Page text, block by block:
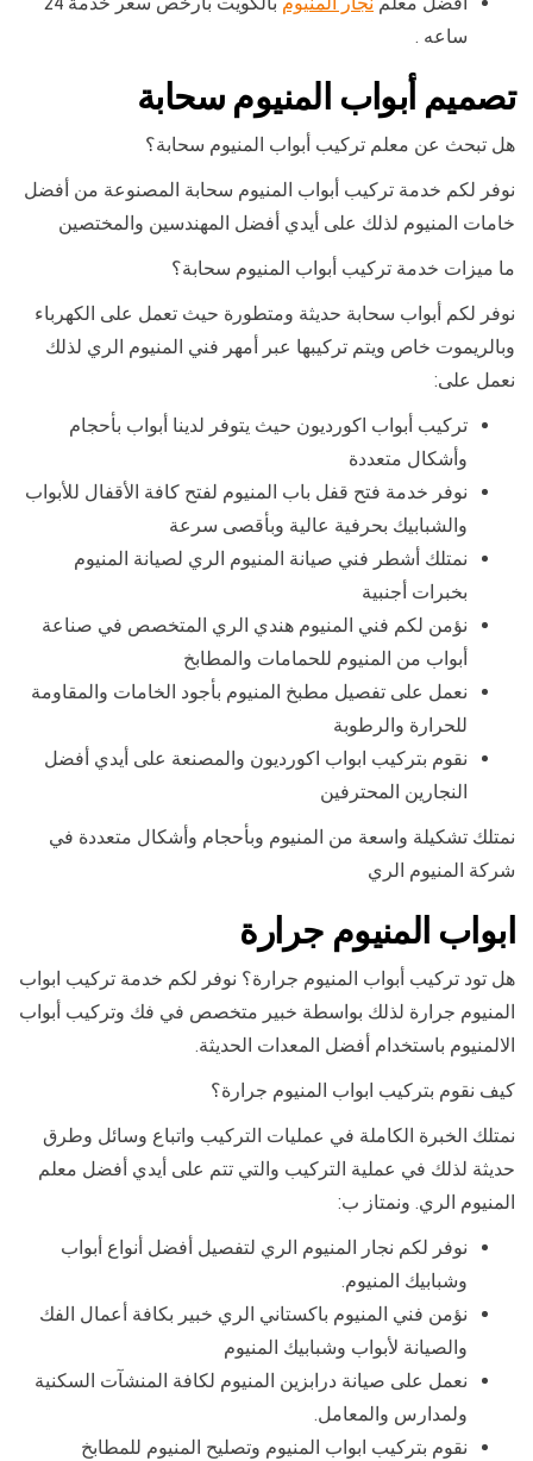
ساعه .
تصميم أبواب المنيوم سحابة
هل تبحث عن معلم تركيب أبواب المنيوم سحابة؟
نوفر لكم خدمة تركيب أبواب المنيوم سحابة المصنوعة من أفضل
خامات المنيوم لذلك على أيدي أفضل المهندسين والمختصين
ما ميزات خدمة تركيب أبواب المنيوم سحابة؟
نوفر لكم أبواب سحابة حديثة ومتطورة حيث تعمل على الكهرباء
وبالريموت خاص ويتم تركيبها عبر أمهر فني المنيوم الري لذلك
نعمل على:
تركيب أبواب اكورديون حيث يتوفر لدينا أبواب بأحجام
وأشكال متعددة
نوفر خدمة فتح قفل باب المنيوم لفتح كافة الأقفال للأبواب
والشبابيك بحرفية عالية وبأقصى سرعة
نمتلك أشطر فني صيانة المنيوم الري لصيانة المنيوم
بخبرات أجنبية
نؤمن لكم فني المنيوم هندي الري المتخصص في صناعة
أبواب من المنيوم للحمامات والمطابخ
نعمل على تفصيل مطبخ المنيوم بأجود الخامات والمقاومة
للحرارة والرطوبة
نقوم بتركيب ابواب اكورديون والمصنعة على أيدي أفضل
النجارين المحترفين
نمتلك تشكيلة واسعة من المنيوم وبأحجام وأشكال متعددة في
شركة المنيوم الري
ابواب المنيوم جرارة
هل تود تركيب أبواب المنيوم جرارة؟ نوفر لكم خدمة تركيب ابواب
المنيوم جرارة لذلك بواسطة خبير متخصص في فك وتركيب أبواب
الالمنيوم باستخدام أفضل المعدات الحديثة.
كيف نقوم بتركيب ابواب المنيوم جرارة؟
نمتلك الخبرة الكاملة في عمليات التركيب واتباع وسائل وطرق
حديثة لذلك في عملية التركيب والتي تتم على أيدي أفضل معلم
المنيوم الري. ونمتاز ب:
نوفر لكم نجار المنيوم الري لتفصيل أفضل أنواع أبواب
وشبابيك المنيوم.
نؤمن فني المنيوم باكستاني الري خبير بكافة أعمال الفك
والصيانة لأبواب وشبابيك المنيوم
نعمل على صيانة درابزين المنيوم لكافة المنشآت السكنية
ولمدارس والمعامل.
نقوم بتركيب ابواب المنيوم وتصليح المنيوم للمطابخ